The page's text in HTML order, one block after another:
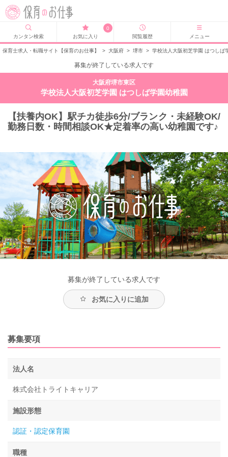
カンタン検索
0
お気に入り
閲覧履歴 メニュー
保育士求人・転職サイト【保育のお仕事】 > 大阪府 > 堺市 > 学校法人大阪初芝学園 はつしば
募集が終了している求人です
大阪府堺市東区
学校法人大阪初芝学園 はつしば学園幼稚園
【扶養内OK】駅チカ徒歩6分/ブランク・未経験OK/
勤務日数・時間相談OK★定着率の高い幼稚園です♪
募集が終了している求人です
お気に入りに追加
募集要項
法人名
株式会社トライトキャリア
施設形態
認証・認定保育園
職種